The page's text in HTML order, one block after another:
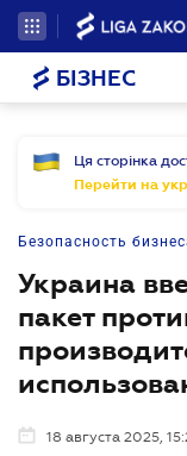
БІЗНЕС
Ця сторінка
Перейти на
Безопасность
Украина
пакет
18 августа 2025,